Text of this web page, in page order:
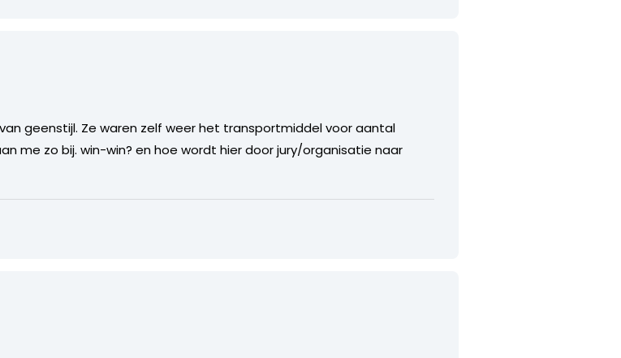
geenstijl. Ze waren zelf weer het transportmiddel voor aantal
me zo bij. win-win? en hoe wordt hier door jury/organisatie naar